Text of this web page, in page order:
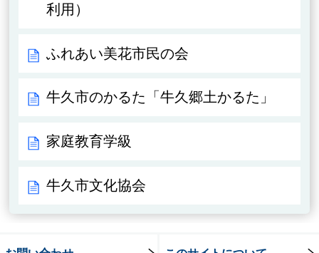
利用）
ふれあい美花市民の会
牛久市のかるた「牛久郷土かるた」
家庭教育学級
牛久市文化協会